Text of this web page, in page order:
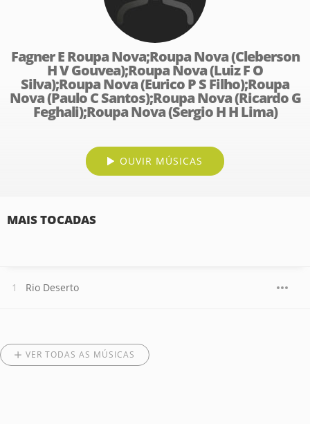
Fagner E Roupa Nova;Roupa Nova (Cleberson
H V Gouvea);Roupa Nova (Luiz F O
Silva);Roupa Nova (Eurico P S Filho);Roupa
Nova (Paulo C Santos);Roupa Nova (Ricardo G
Feghali);Roupa Nova (Sergio H H Lima)
OUVIR MÚSICAS
MAIS TOCADAS
Rio Deserto
VER TODAS AS MÚSICAS